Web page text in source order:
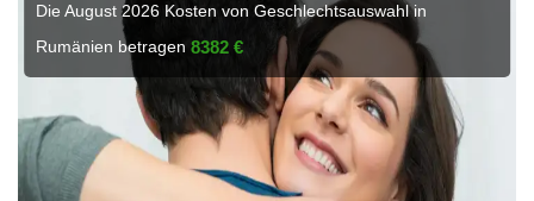
Die August 2026 Kosten von Geschlechtsauswahl in
Rumänien betragen8382 €